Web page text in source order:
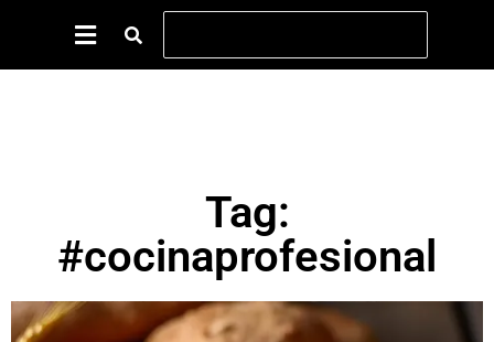
Tag:
#cocinaprofesional